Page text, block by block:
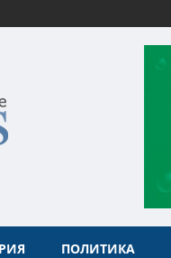
ПОЛИТИКА